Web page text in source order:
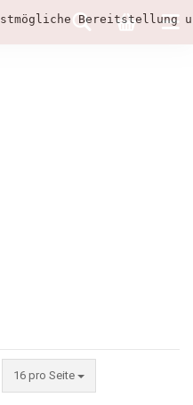
16 pro Seite